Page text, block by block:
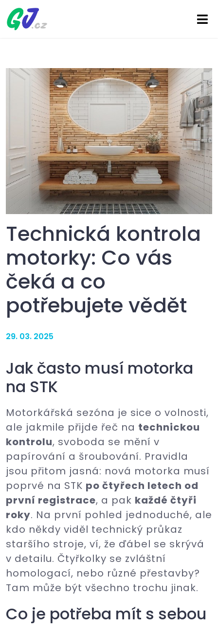
Technická kontrola
motorky: Co vás
čeká a co
potřebujete vědět
29. 03. 2025
Jak často musí motorka
na STK
Motorkářská sezóna je sice o volnosti,
ale jakmile přijde řeč na technickou
kontrolu, svoboda se mění v
papírování a šroubování. Pravidla
jsou přitom jasná: nová motorka musí
poprvé na STK po čtyřech letech od
první registrace, a pak každé čtyři
roky. Na první pohled jednoduché, ale
kdo někdy viděl technický průkaz
staršího stroje, ví, že ďábel se skrývá
v detailu. Čtyřkolky se zvláštní
homologací, nebo různé přestavby?
Tam může být všechno trochu jinak.
Co je potřeba mít s sebou